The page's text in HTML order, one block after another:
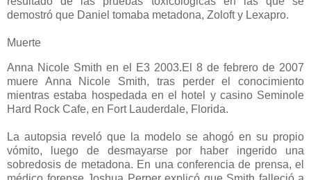
demostró que Daniel tomaba metadona, Zoloft y Lexapro.
Muerte
Anna Nicole Smith en el E3 2003.El 8 de febrero de 2007
muere Anna Nicole Smith, tras perder el conocimiento
mientras estaba hospedada en el hotel y casino Seminole
Hard Rock Cafe, en Fort Lauderdale, Florida.
La autopsia reveló que la modelo se ahogó en su propio
vómito, luego de desmayarse por haber ingerido una
sobredosis de metadona. En una conferencia de prensa, el